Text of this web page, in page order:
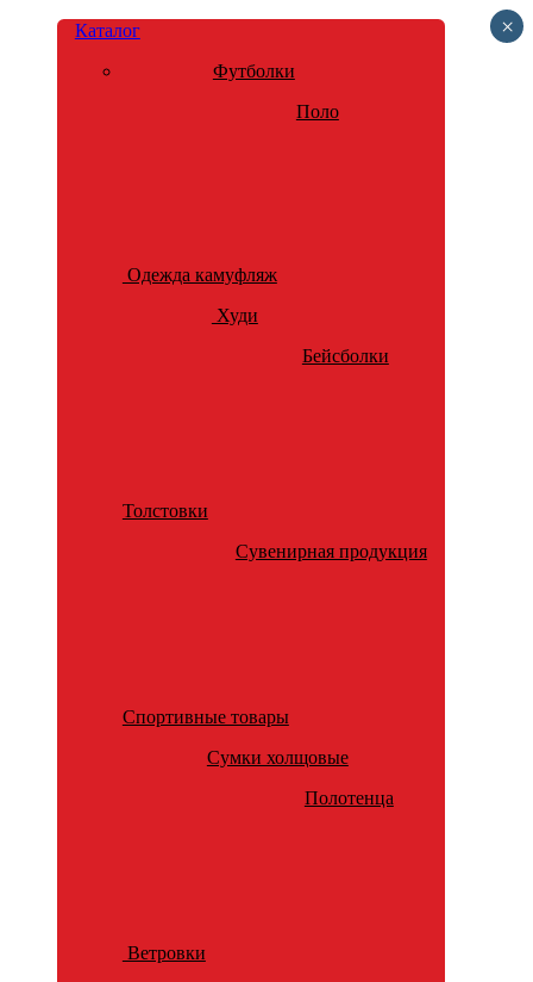
Каталог
Футболки
Поло
Одежда камуфляж
Худи
Бейсболки
Толстовки
Сувенирная продукция
Спортивные товары
Сумки холщовые
Полотенца
Ветровки
×